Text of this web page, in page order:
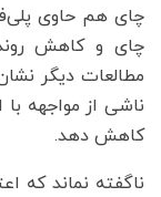
چای هم حاوی
چای و کاهش
مطالعات دیگر
ناشی از مواجهه
کاهش دهد.
ناگفته نماند که